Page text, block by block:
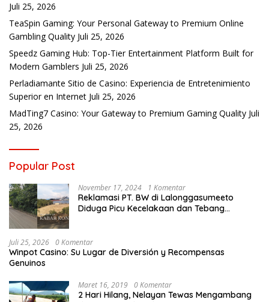
Juli 25, 2026
TeaSpin Gaming: Your Personal Gateway to Premium Online
Gambling Quality Juli 25, 2026
Speedz Gaming Hub: Top-Tier Entertainment Platform Built for
Modern Gamblers Juli 25, 2026
Perladiamante Sitio de Casino: Experiencia de Entretenimiento
Superior en Internet Juli 25, 2026
MadTing7 Casino: Your Gateway to Premium Gaming Quality Juli
25, 2026
Popular Post
November 17, 2024 1 Komentar
Reklamasi PT. BW di Lalonggasumeeto
Diduga Picu Kecelakaan dan Tebang
Juli 25, 2026 0 Komentar
Winpot Casino: Su Lugar de Diversión y Recompensas
Genuinos
Maret 16, 2019 0 Komentar
2 Hari Hilang, Nelayan Tewas Mengambang